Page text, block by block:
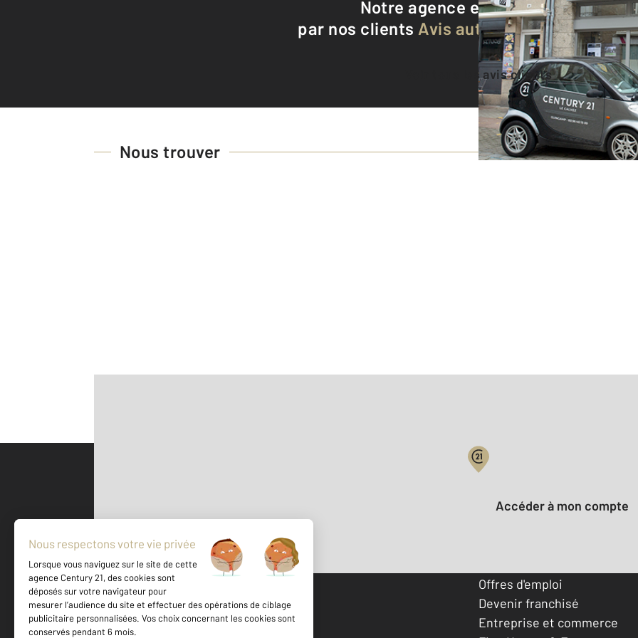
Notre agence est notée9,4/10
par nos clients Avis authentifiés par
Voir tous les avis clients
Nous trouver
500 m ©Mappy
Votre compte :
Accéder à mon compte
Votre agence est notée
Offres d'emploi
Devenir franchisé
Entreprise et commerce